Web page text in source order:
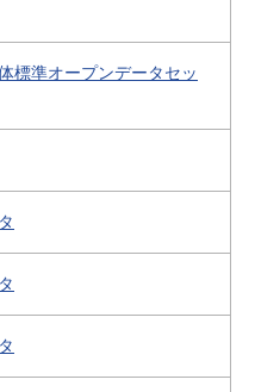
標準オープンデータセッ